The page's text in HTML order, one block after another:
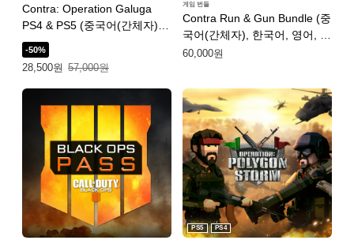
Contra: Operation Galuga
PS4 & PS5 (중국어(간체자),
한국어, 영어, 일본어, 중국어
(번체자))
-50%
28,500원
특별가: 28,500원. 일반가: 57,000원.
57,000원
Contra Run & Gun Bundle (중
국어(간체자), 한국어, 영어, 일
본어, 중국어(번체자))
게임 번들
60,000원
PS5 PS4